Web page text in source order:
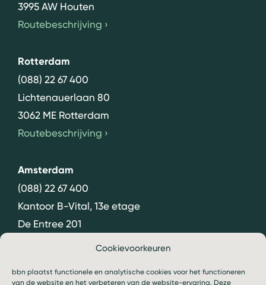
Cookievoorkeuren
bbn plaatst functionele en analytische cookies voor het functioneren
van de website en het verbeteren van de website-ervaring. Deze
3995 AW Houten
Routebeschrijving ›
Rotterdam
(088) 22 67 400
Lichtenauerlaan 80
3062 ME Rotterdam
Routebeschrijving ›
Amsterdam
(088) 22 67 400
Kantoor B-Vital, 13e etage
De Entree 201
1101 HG Amsterdam